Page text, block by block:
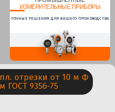
ИЗМЕРИТЕЛЬНЫЕ ПРИБОРЫ
ТОЧНЫЕ РЕШЕНИЯ ДЛЯ ВАШЕГО ПРОИЗВОДСТВА
отрезки от 10 м Ф
ГОСТ 9356-75